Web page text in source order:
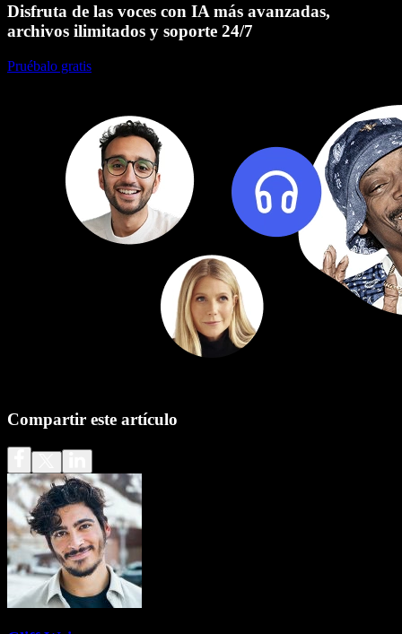
Disfruta de las voces con IA más avanzadas,
archivos ilimitados y soporte 24/7
Pruébalo gratis
Compartir este artículo